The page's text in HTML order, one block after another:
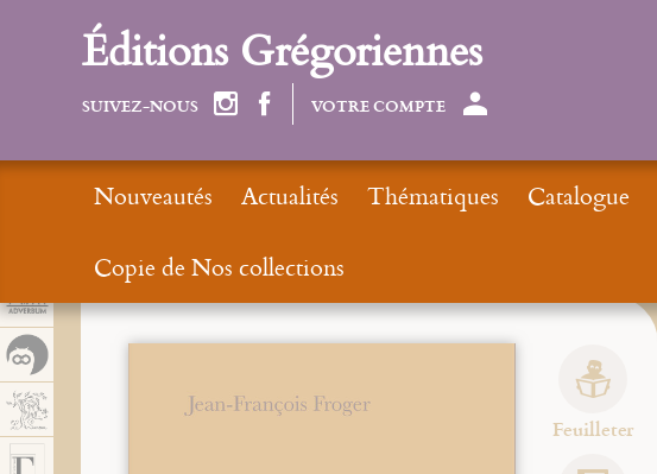
Feuilleter
Éditions Grégoriennes
SUIVEZ-NOUS VOTRE COMPTE
Nouveautés Actualités Thématiques Catalogue
Copie de Nos collections
Panel de gestión de cookies